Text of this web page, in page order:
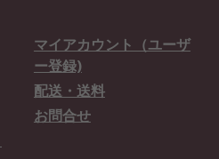
マイアカウント（ユーザ
ー登録)
配送・送料
お問合せ